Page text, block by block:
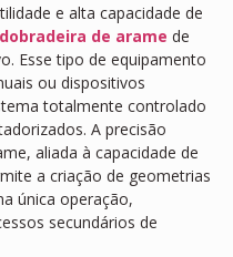
e alta capacidade de
dobradeira de arame de
Esse tipo de equipamento
ou dispositivos
totalmente controlado
A precisão
aliada à capacidade de
a criação de geometrias
única operação,
secundários de